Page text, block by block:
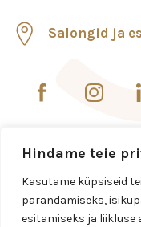
Hindame teie
Kasutame küpsiseid
parandamiseks,
esitamiseks ja liikluse
Salongid ja